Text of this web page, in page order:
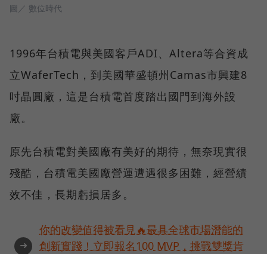
圖／ 數位時代
1996年台積電與美國客戶ADI、Altera等合資成
立WaferTech，到美國華盛頓州Camas市興建8
吋晶圓廠，這是台積電首度踏出國門到海外設
廠。
原先台積電對美國廠有美好的期待，無奈現實很
殘酷，台積電美國廠營運遭遇很多困難，經營績
效不佳，長期虧損居多。
➜
你的改變值得被看見🔥最具全球市場潛能的
創新實踐！立即報名100 MVP，挑戰雙獎肯